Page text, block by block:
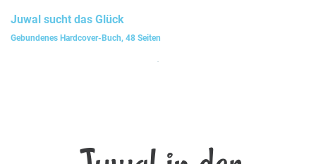
Juwal sucht das Glück
Gebundenes Hardcover-Buch, 48 Seiten